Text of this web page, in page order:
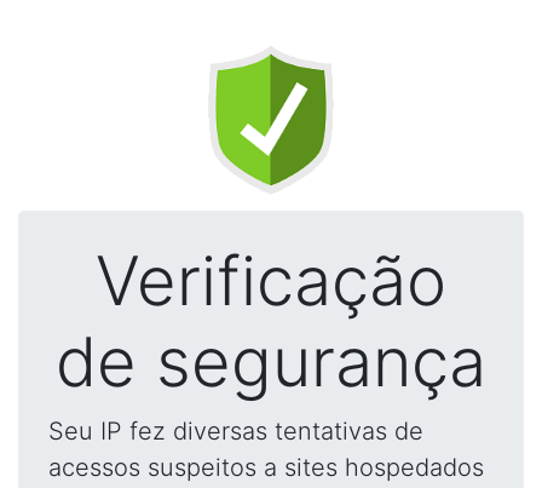
Verificação
de segurança
Seu IP fez diversas tentativas de
acessos suspeitos a sites hospedados